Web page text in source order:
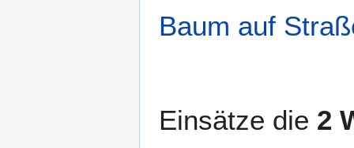
Baum auf
Einsätze die 2